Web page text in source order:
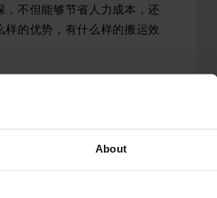
About
不但能够节省人力成本，还
的优势，有什么样的搬运效
车间、工厂、物流行业而